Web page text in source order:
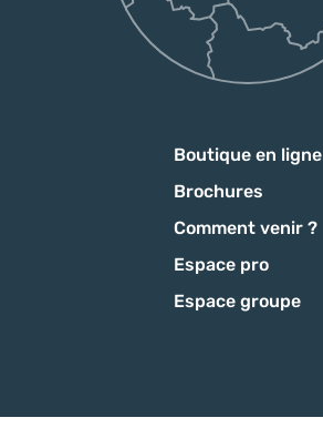
Boutique en ligne
Brochures
Comment venir ?
Espace pro
Espace groupe